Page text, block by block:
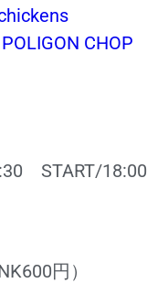
CHOP
START/18:00
円）